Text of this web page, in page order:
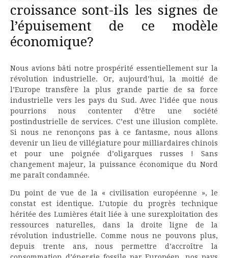
croissance sont-ils les signes de
l’épuisement de ce modèle
économique?
Nous avions bâti notre prospérité essentiellement sur la
révolution industrielle. Or, aujourd’hui, la moitié de
l’Europe transfère la plus grande partie de sa force
industrielle vers les pays du Sud. Avec l’idée que nous
pourrions nous contenter d’être une société
postindustrielle de services. C’est une illusion complète.
Si nous ne renonçons pas à ce fantasme, nous allons
devenir un lieu de villégiature pour milliardaires chinois
et pour une poignée d’oligarques russes ! Sans
changement majeur, la puissance économique du Nord
me paraît condamnée.
Du point de vue de la « civilisation européenne », le
constat est identique. L’utopie du progrès technique
héritée des Lumières était liée à une surexploitation des
ressources naturelles, dans la droite ligne de la
révolution industrielle. Comme nous ne pouvons plus,
depuis trente ans, nous permettre d’accroître la